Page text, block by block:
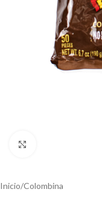
Inicio/Colombina